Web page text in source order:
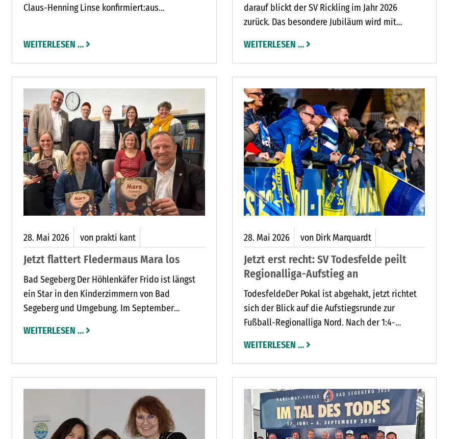
Claus-Henning Linse konfirmiert:aus
Sanchez, Tamina Knebel, Hasti Looliya, Jonas
Möller, Damon Joel Reinick, Leon Yves Torres
Schruba, Caylan Joel Schulz und Fee Aliya Weller.
WEITERLESEN …
darauf blickt der SV Rickling im Jahr 2026
zurück. Das besondere Jubiläum wird mit
Juni gefeiert. Ein genaues Datum der
Vereinsgründung lässt sich heute nicht mehr
feststellen, doch in der Festzeitschrift zum 50-
jährigen Bestehen wird darauf hingewiesen,
dass damalige Gründungsmitglieder das Jahr
1926 bestätigt haben.
WEITERLESEN …
28. Mai 2026 von prakti kant
Jetzt flattert Fledermaus Mara los
Bad Segeberg Der Höhlenkäfer Frido ist längst
ein Star in den Kinderzimmern von Bad
Segeberg und Umgebung. Im September
Segeberg das Kinderbuch im WortOrt vor. Nun
WEITERLESEN …
28. Mai 2026 von Dirk Marquardt
Jetzt erst recht: SV Todesfelde peilt
Regionalliga-Aufstieg an
TodesfeldeDer Pokal ist abgehakt, jetzt richtet
sich der Blick auf die Aufstiegsrunde zur
Fußball-Regionalliga Nord. Nach der 1:4-
Endspiel um den SHFV-Landespokal wollen die
Fußballer des SV Todesfelde nun ihr großes Ziel
erreichen. Der Oberligameister will in die vierte
Liga.
WEITERLESEN …